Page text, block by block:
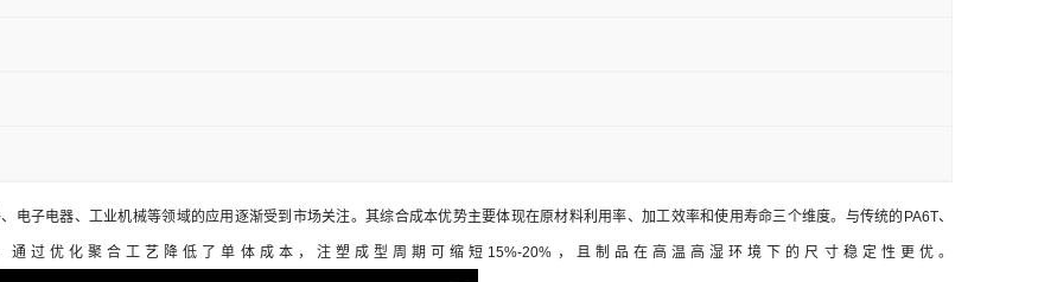
电子电器、工业机械等领域的应用逐渐受到市场关注。其综合成本优势主要体现在原材料利用率、加工效率和使用寿命三个维度。与传统的PA6T、
过优化聚合工艺降低了单体成本，注塑成型周期可缩短15%-20%，且制品在高温高湿环境下的尺寸稳定性更优。